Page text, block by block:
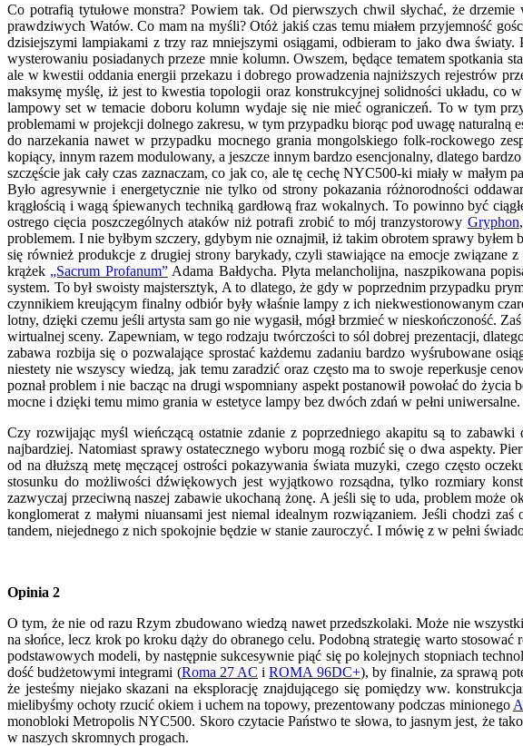
Co potrafią tytułowe monstra? Powiem tak. Od pierwszych chwil słychać, że
prawdziwych Watów. Co mam na myśli? Otóż jakiś czas temu miałem przyjemność
dzisiejszymi lampiakami z trzy raz mniejszymi osiągami, odbieram to jako dwa
wysterowaniu posiadanych przeze mnie kolumn. Owszem, będące tematem spotkania
ale w kwestii oddania energii przekazu i dobrego prowadzenia najniższych rejestrów
maksymę myślę, iż jest to kwestia topologii oraz konstrukcyjnej solidności układu,
lampowy set w temacie doboru kolumn wydaje się nie mieć ograniczeń. To w tym
problemami w projekcji dolnego zakresu, w tym przypadku biorąc pod uwagę naturalną
do narzekania nawet w przypadku mocnego grania mongolskiego folk-rockowego
kopiący, innym razem modulowany, a jeszcze innym bardzo esencjonalny, dlatego
szczęście jak cały czas zaznaczam, co jak co, ale tę cechę NYC500-ki miały w
Było agresywnie i energetycznie nie tylko od strony pokazania różnorodności
krągłością i wagą śpiewanych techniką gardłową fraz wokalnych. To powinno być
ostrego cięcia poszczególnych ataków niż potrafi zrobić to mój tranzystorowy Gryphon
problemem. I nie byłbym szczery, gdybym nie oznajmił, iż takim obrotem sprawy
się również produkcje z drugiej strony barykady, czyli stawiające na emocje związane
krążek „Sacrum Profanum”Adama Bałdycha. Płyta melancholijna, naszpikowana
system. To był swoisty majstersztyk, A to dlatego, że gdy w poprzednim przypadku
czynnikiem kreującym finalny odbiór były właśnie lampy z ich niekwestionowanym
lotny, dzięki czemu jeśli artysta sam go nie wygasił, mógł brzmieć w nieskończoność.
wirtualnej sceny. Zapewniam, w tego rodzaju twórczości to sól dobrej prezentacji,
zabawa rozbija się o pozwalające sprostać każdemu zadaniu bardzo wyśrubowane
niestety nie wszyscy wiedzą, jak temu zaradzić oraz często ma to swoje reperkusje
poznał problem i nie bacząc na drugi wspomniany aspekt postanowił powołać do
mocne i dzięki temu mimo grania w estetyce lampy bez dwóch zdań w pełni uniwersalne.
Czy rozwijając myśl wieńczącą ostatnie zdanie z poprzedniego akapitu są to
najbardziej. Natomiast sprawy ostatecznego wyboru mogą rozbić się o dwa aspekty.
od na dłuższą metę męczącej ostrości pokazywania świata muzyki, czego często
stosunku do możliwości dźwiękowych jest wyjątkowo rozsądna, tylko rozmiary
zazwyczaj przeciwną naszej zabawie ukochaną żonę. A jeśli się to uda, problem może
konglomerat z małymi niuansami jest niemal idealnym rozwiązaniem. Jeśli chodzi
tandem, niejednego z nich spokojnie będzie w stanie zauroczyć. I mówię z w pełni
Opinia 2
O tym, że nie od razu Rzym zbudowano wiedzą nawet przedszkolaki. Może nie
na słońce, lecz krok po kroku dąży do obranego celu. Podobną strategię warto
podstawowych modeli, by następnie sukcesywnie piąć się po kolejnych stopniach
dość budżetowymi integrami (Roma 27 AC iROMA 96DC+), by finalnie, za sprawą
że jesteśmy niejako skazani na eksplorację znajdującego się pomiędzy ww.
mielibyśmy ochoty rzucić okiem i uchem na topowy, prezentowany podczas minionego
monobloki Metropolis NYC500. Skoro czytacie Państwo te słowa, to jasnym jest, że
w naszych skromnych progach.